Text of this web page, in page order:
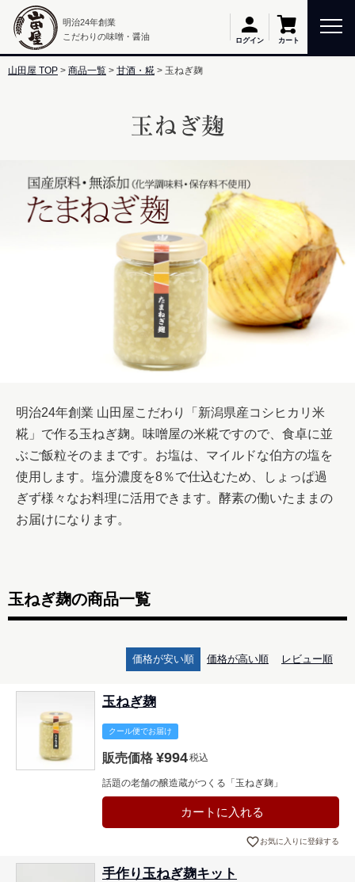
明治24年創業
こだわりの味噌・醤油
ログイン カート
山田屋 TOP 商品一覧 甘酒・糀 玉ねぎ麹
玉ねぎ麹
明治24年創業 山田屋こだわり「新潟県産コシヒカリ米
糀」で作る玉ねぎ麹。味噌屋の米糀ですので、食卓に並
ぶご飯粒そのままです。お塩は、マイルドな伯方の塩を
使用します。塩分濃度を8％で仕込むため、しょっぱ過
ぎず様々なお料理に活用できます。酵素の働いたままの
お届けになります。
玉ねぎ麹の商品一覧
価格が安い順 価格が高い順 レビュー順
玉ねぎ麹
クール便でお届け
販売価格 ¥994税込
話題の老舗の醸造蔵がつくる「玉ねぎ麹」
カートに入れる
お気に入りに登録する
手作り玉ねぎ麹キット